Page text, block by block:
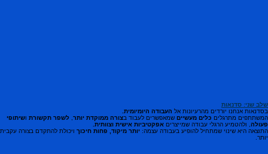
שלב שני: סדנאות
בסדנאות אנחנו יורדים מהרעיונות אל העבודה היומיומית.
המשתתפים מתרגלים כלים מעשיים שמאפשרים לעבוד בצורה ממוקדת יותר, לשפר תקשורת ושיתופי
פעולה, ולהטמיע הרגלי עבודה שמייצרים אפקטיביות אישית וצוותית.
התוצאה היא שינוי שמתחיל להופיע בעבודה עצמה: יותר מיקוד, פחות חיכוך ויכולת להתקדם בצורה עקבית
יותר.